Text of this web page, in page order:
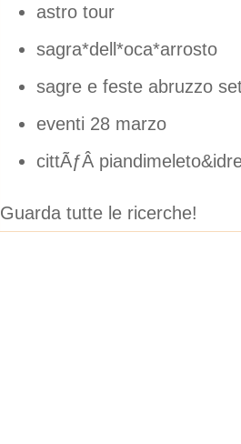
astro tour
sagra*dell*oca*arrosto
sagre e feste abruzzo
eventi 28 marzo
cittÃƒÂ
Guarda tutte le ricerche!